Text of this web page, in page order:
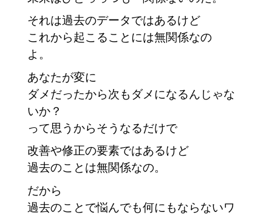
それは過去のデータではあるけど
これから起こることには無関係なの
よ。
あなたが変に
ダメだったから次もダメになるんじゃな
いか？
って思うからそうなるだけで
改善や修正の要素ではあるけど
過去のことは無関係なの。
だから
過去のことで悩んでも何にもならないワ